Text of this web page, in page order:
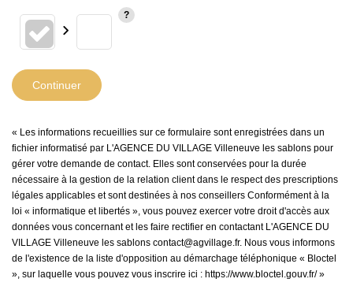
Continuer
« Les informations recueillies sur ce formulaire sont enregistrées dans un
fichier informatisé par L'AGENCE DU VILLAGE Villeneuve les sablons pour
gérer votre demande de contact. Elles sont conservées pour la durée
nécessaire à la gestion de la relation client dans le respect des prescriptions
légales applicables et sont destinées à nos conseillers Conformément à la
loi « informatique et libertés », vous pouvez exercer votre droit d'accès aux
données vous concernant et les faire rectifier en contactant L'AGENCE DU
VILLAGE Villeneuve les sablons contact@agvillage.fr. Nous vous informons
de l'existence de la liste d'opposition au démarchage téléphonique « Bloctel
», sur laquelle vous pouvez vous inscrire ici : https://www.bloctel.gouv.fr/»